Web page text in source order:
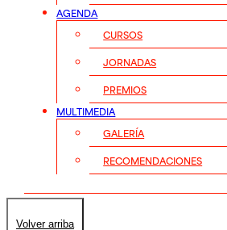
AGENDA
CURSOS
JORNADAS
PREMIOS
MULTIMEDIA
GALERÍA
RECOMENDACIONES
Volver arriba